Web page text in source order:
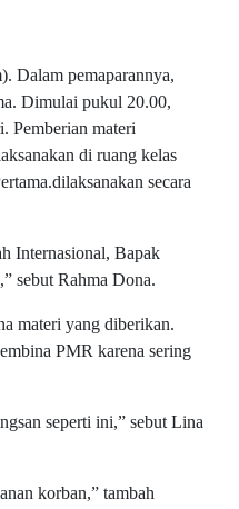
Dalam pemaparannya,
Dimulai pukul 20.00,
Pemberian materi
di ruang kelas
secara
Internasional, Bapak
sebut Rahma Dona.
materi yang diberikan.
PMR karena sering
seperti ini,” sebut Lina
korban,” tambah